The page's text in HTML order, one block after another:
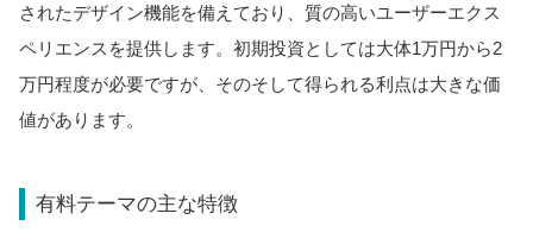
されたデザイン機能を備えており、質の高いユーザーエクス
ペリエンスを提供します。初期投資としては大体1万円から2
万円程度が必要ですが、そのそして得られる利点は大きな価
値があります。
有料テーマの主な特徴